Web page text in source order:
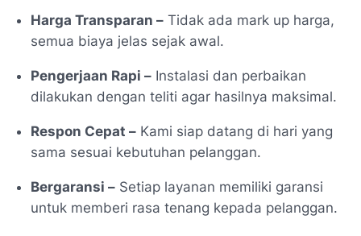
Harga Transparan – Tidak ada mark up harga,
semua biaya jelas sejak awal.
Pengerjaan Rapi – Instalasi dan perbaikan
dilakukan dengan teliti agar hasilnya maksimal.
Respon Cepat – Kami siap datang di hari yang
sama sesuai kebutuhan pelanggan.
Bergaransi – Setiap layanan memiliki garansi
untuk memberi rasa tenang kepada pelanggan.